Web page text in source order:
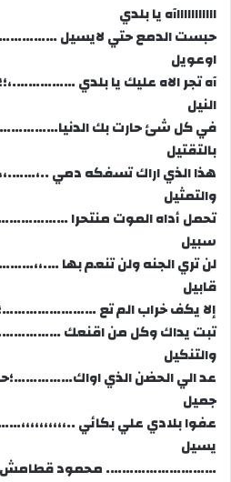
اااااااااااآه يا بلدي
حبست الدمع حتي لايسيل
اوعويل
آه تجر الاه عليك يا بلدي
النيل
في كل شئ حارت بك
بالتقتيل
هذا الذي اراك تسفكه دمي
والتمثيل
تحمل أداه الموت منتحرا
سبيل
لن تري الجنه ولن تنعم بها
قابيل
إلا يكف خراب الم تع ……………………؛
تبت يداك وكل من اقنعك
والتنكيل
عد الي الحضن الذي
جميل
عفوا بلادي علي بكائي
يسيل
………………………. محمود